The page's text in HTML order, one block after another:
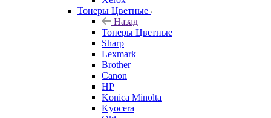
Тонеры Цветные
Назад
Тонеры Цветные
Sharp
Lexmark
Brother
Canon
HP
Konica Minolta
Kyocera